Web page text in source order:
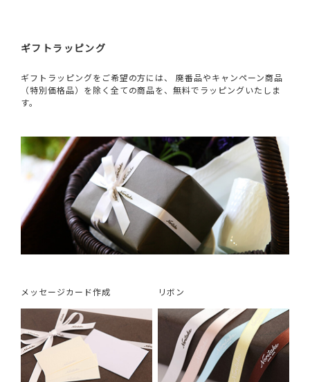
ギフトラッピング
ギフトラッピングをご希望の方には、 廃番品やキャンペーン商品
（特別価格品）を除く全ての商品を、無料でラッピングいたしま
す。
メッセージカード作成 リボン